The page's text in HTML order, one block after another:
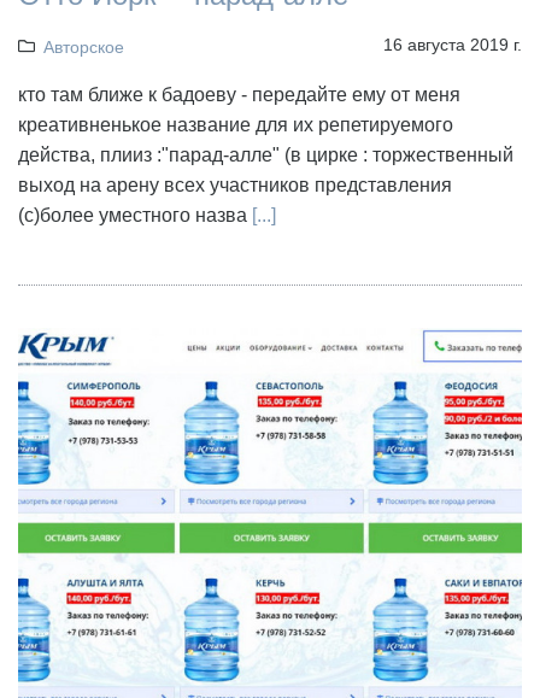
Авторское 16 августа 2019 г.
кто там ближе к бадоеву - передайте ему от меня
креативненькое название для их репетируемого
действа, плииз :"парад-алле" (в цирке : торжественный
выход на арену всех участников представления
(с)более уместного назва [...]